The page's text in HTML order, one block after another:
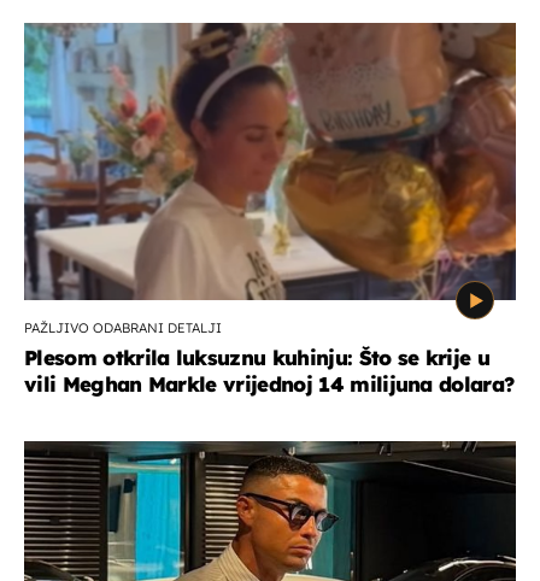
PAŽLJIVO ODABRANI DETALJI
Plesom otkrila luksuznu kuhinju: Što se krije u
vili Meghan Markle vrijednoj 14 milijuna dolara?